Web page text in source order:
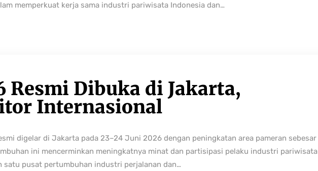
memperkuat kerja sama industri pariwisata Indonesia dan…
Resmi Dibuka di Jakarta,
Internasional
digelar di Jakarta pada 23–24 Juni 2026 dengan peningkatan area pameran sebesar
ini mencerminkan meningkatnya minat dan partisipasi pelaku industri pariwisata
satu pusat pertumbuhan industri perjalanan dan…